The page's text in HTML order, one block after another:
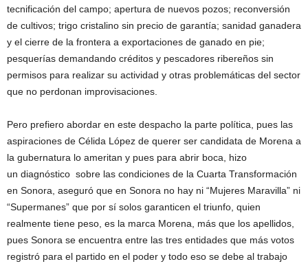
tecnificación del campo; apertura de nuevos pozos; reconversión
de cultivos; trigo cristalino sin precio de garantía; sanidad ganadera
y el cierre de la frontera a exportaciones de ganado en pie;
pesquerías demandando créditos y pescadores ribereños sin
permisos para realizar su actividad y otras problemáticas del sector
que no perdonan improvisaciones.
Pero prefiero abordar en este despacho la parte política, pues las
aspiraciones de Célida López de querer ser candidata de Morena a
la gubernatura lo ameritan y pues para abrir boca, hizo
un diagnóstico sobre las condiciones de la Cuarta Transformación
en Sonora, aseguró que en Sonora no hay ni “Mujeres Maravilla” ni
“Supermanes” que por sí solos garanticen el triunfo, quien
realmente tiene peso, es la marca Morena, más que los apellidos,
pues Sonora se encuentra entre las tres entidades que más votos
registró para el partido en el poder y todo eso se debe al trabajo